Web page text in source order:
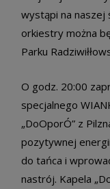
wystąpi na naszej
orkiestry można
Parku
O godz. 20:00
specjalnego
„DoOporÓ” z
pozytywnej
do tańca i
nastrój. Kapela